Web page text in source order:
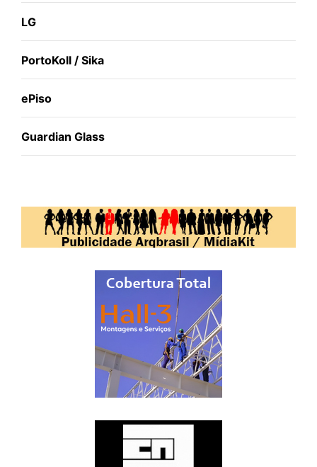
LG
PortoKoll / Sika
ePiso
Guardian Glass